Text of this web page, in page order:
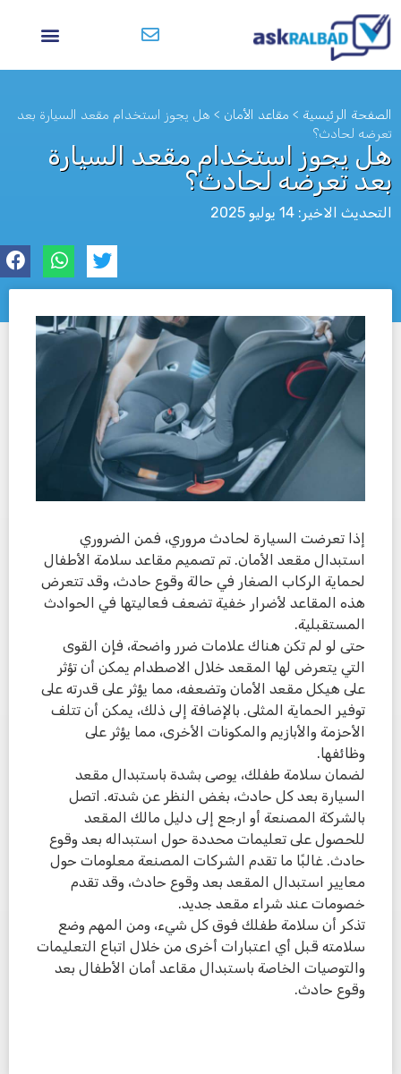
الصفحة الرئيسية > مقاعد الأمان > هل يجوز استخدام مقعد السيارة بعد
تعرضه لحادث؟
هل يجوز استخدام مقعد السيارة
بعد تعرضه لحادث؟
التحديث الاخير: 14 يوليو 2025
לא
إذا تعرضت السيارة لحادث مروري، فمن الضروري
استبدال مقعد الأمان. تم تصميم مقاعد سلامة الأطفال
لحماية الركاب الصغار في حالة وقوع حادث، وقد تتعرض
هذه المقاعد لأضرار خفية تضعف فعاليتها في الحوادث
المستقبلية.
حتى لو لم تكن هناك علامات ضرر واضحة، فإن القوى
التي يتعرض لها المقعد خلال الاصطدام يمكن أن تؤثر
على هيكل مقعد الأمان وتضعفه، مما يؤثر على قدرته على
توفير الحماية المثلى. بالإضافة إلى ذلك، يمكن أن تتلف
الأحزمة والأبازيم والمكونات الأخرى، مما يؤثر على
وظائفها.
لضمان سلامة طفلك، يوصى بشدة باستبدال مقعد
السيارة بعد كل حادث، بغض النظر عن شدته. اتصل
بالشركة المصنعة أو ارجع إلى دليل مالك المقعد
للحصول على تعليمات محددة حول استبداله بعد وقوع
حادث. غالبًا ما تقدم الشركات المصنعة معلومات حول
معايير استبدال المقعد بعد وقوع حادث، وقد تقدم
خصومات عند شراء مقعد جديد.
تذكر أن سلامة طفلك فوق كل شيء، ومن المهم وضع
سلامته قبل أي اعتبارات أخرى من خلال اتباع التعليمات
والتوصيات الخاصة باستبدال مقاعد أمان الأطفال بعد
وقوع حادث.